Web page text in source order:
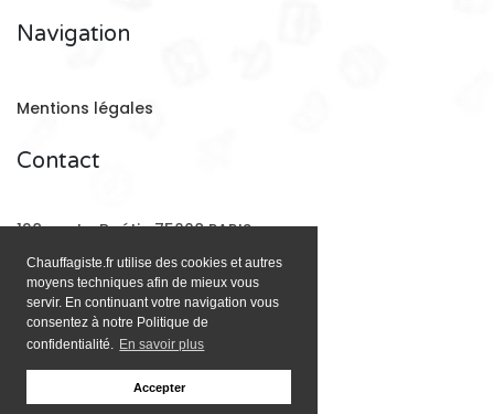
Chauffagiste.fr utilise des cookies et autres
moyens techniques afin de mieux vous
servir. En continuant votre navigation vous
consentez à notre Politique de
confidentialité. En savoir plus
Accepter
Navigation
Mentions légales
Contact
128 rue La Boétie 75008 PARIS
Email: contact@chauffagiste.fr